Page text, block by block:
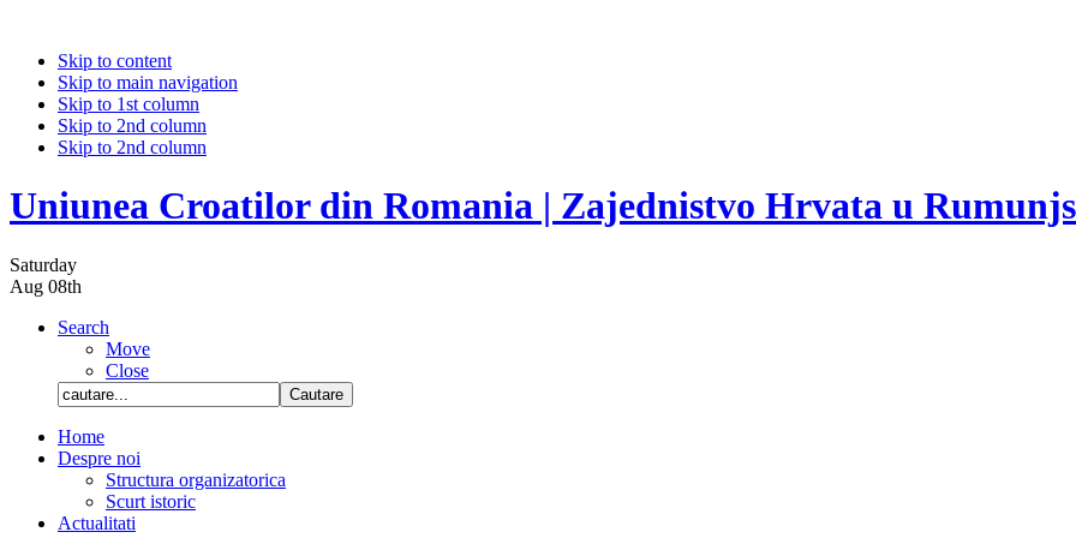
Skip to content
Skip to main navigation
Skip to 1st column
Skip to 2nd column
Skip to 2nd column
Uniunea Croatilor din Romania | Zajednistvo Hrvata u
Saturday
Aug 08th
Search
Move
Close
Home
Despre noi
Structura organizatorica
Scurt istoric
Actualitati